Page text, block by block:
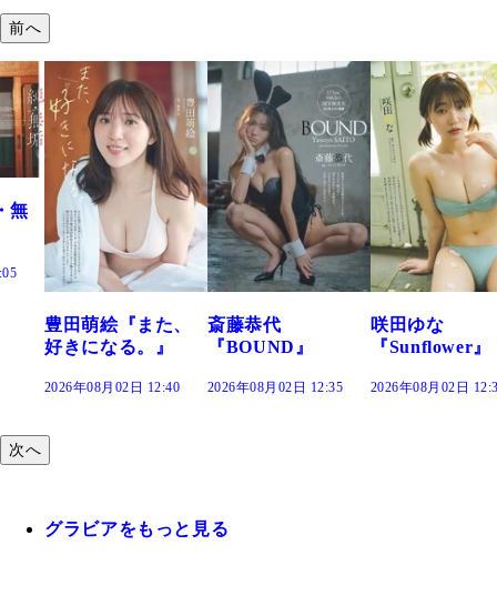
前へ
斎藤恭代
『BOUND』
2026年08月02日 12:35
咲田ゆな
『Sunflower』
2026年08月02日 12:30
藤水咲桜『花
だまり』
2026年08月02日
次へ
グラビアをもっと見る